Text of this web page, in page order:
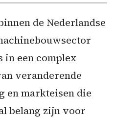
de Nederlandse
in een complex
veranderende
en markteisen die
belang zijn voor